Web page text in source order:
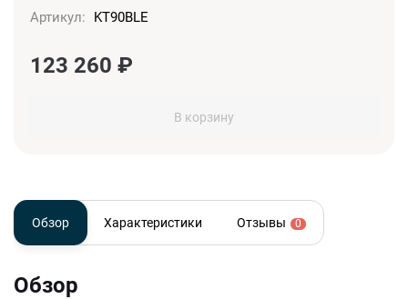
Артикул: KT90BLE
123 260 ₽
В корзину
Обзор Характеристики Отзывы 0
Обзор